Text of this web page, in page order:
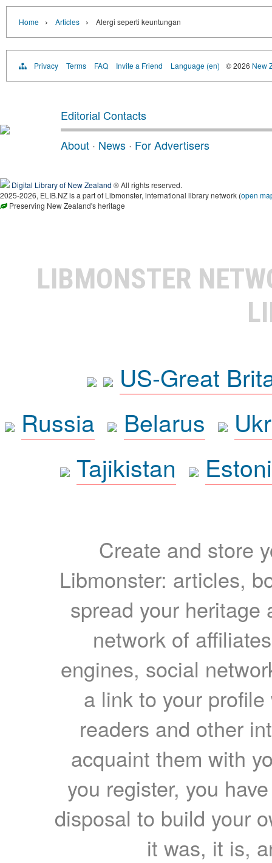
Home › Articles › Alergi seperti keuntungan
Privacy Terms FAQ Invite a Friend Language (en) © 2026 New
Editorial Contacts
About · News · For Advertisers
Digital Library of New Zealand ® All rights reserved.
2025-2026, ELIB.NZ is a part of Libmonster, international library network (open
Preserving New Zealand's heritage
LIBMONSTER
US-Great
Russia
Belarus
Tajikistan
Create and store
Libmonster: articles,
spread your heritage
network of
engines, social
a link to your
readers and other
acquaint them with
you register, you
disposal to build your
it was, it is,